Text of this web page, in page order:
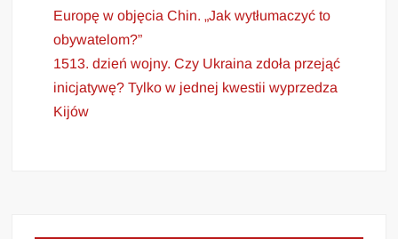
Europę w objęcia Chin. „Jak wytłumaczyć to
obywatelom?”
1513. dzień wojny. Czy Ukraina zdoła przejąć
inicjatywę? Tylko w jednej kwestii wyprzedza
Kijów